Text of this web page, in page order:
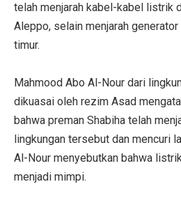
telah menjarah kabel-kabel listrik
Aleppo, selain menjarah
timur.
Mahmood Abo Al-Nour dari
dikuasai oleh rezim Asad
bahwa preman Shabiha telah
lingkungan tersebut dan mencuri
Al-Nour menyebutkan bahwa
menjadi mimpi.